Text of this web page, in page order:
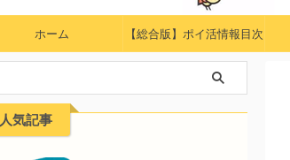
ホーム 【総合版】ポイ活情報目次
人気記事